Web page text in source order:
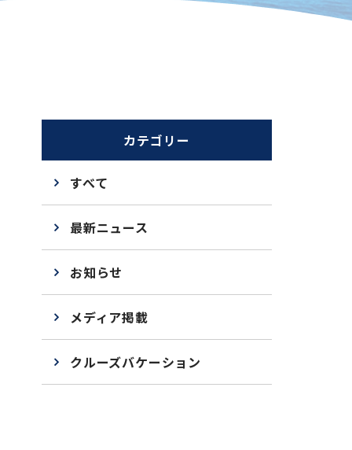
カテゴリー
すべて
最新ニュース
お知らせ
メディア掲載
クルーズバケーション